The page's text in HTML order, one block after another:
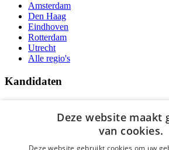
Amsterdam
Den Haag
Eindhoven
Rotterdam
Utrecht
Alle regio's
Kandidaten
Vacatures
Over Vacatures Overheid Online
YoungCapital IOS App
Deze website maakt
van cookies.
Deze website gebruikt cookies om uw